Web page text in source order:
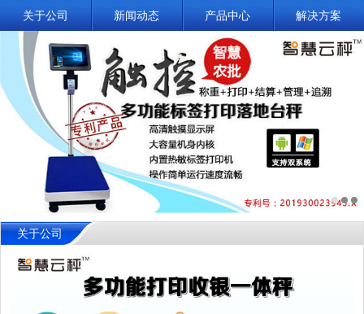
关于公司 新闻动态 产品中心 解决方案
关于公司